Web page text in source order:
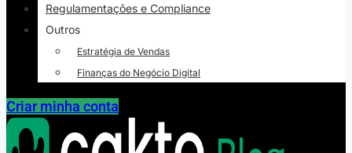
Regulamentações e Compliance
Outros
Estratégia de Vendas
Finanças do Negócio Digital
Criar minha conta